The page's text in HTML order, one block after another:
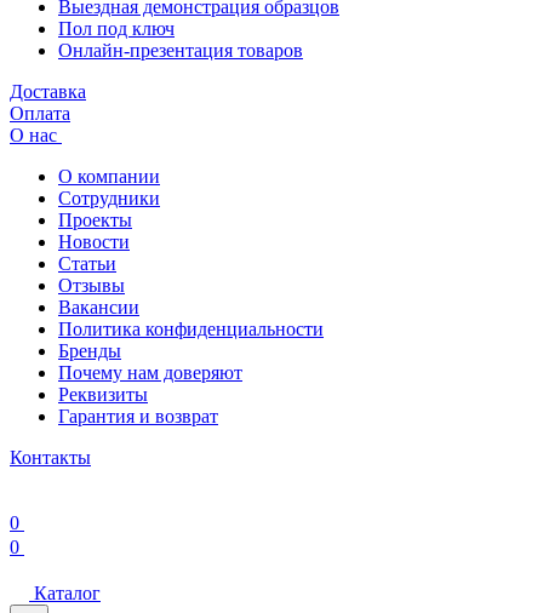
Выездная демонстрация образцов
Пол под ключ
Онлайн-презентация товаров
Доставка
Оплата
О нас
О компании
Сотрудники
Проекты
Новости
Статьи
Отзывы
Вакансии
Политика конфиденциальности
Бренды
Почему нам доверяют
Реквизиты
Гарантия и возврат
Контакты
0
0
Каталог